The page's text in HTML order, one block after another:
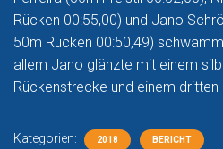
Rücken 00:55,00) und Jano
50m Rücken 00:50,49)
allem Jano glänzte mit einem
Rückenstrecke und einem
Kategorien: 2018 BERICHT